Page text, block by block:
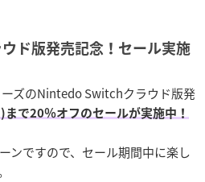
ド版発売記念！セール実施
ーズのNintedo Switchクラウド版発
で20％オフのセールが実施中！
ンですので、セール期間中に楽し